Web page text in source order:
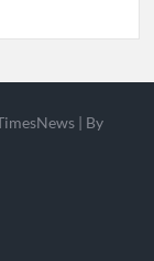
| By